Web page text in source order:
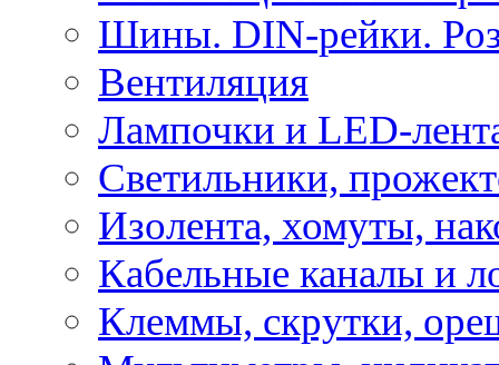
Шины. DIN-рейки.
Вентиляция
Лампочки и LED-
Светильники,
Изолента, хомуты,
Кабельные каналы и
Клеммы, скрутки,